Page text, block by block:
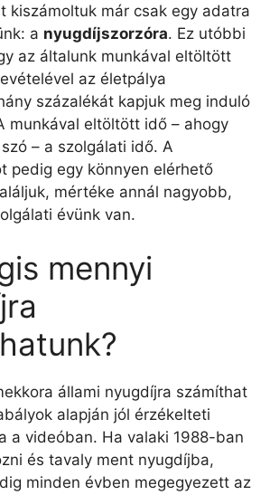
kiszámoltuk már csak egy adatra
a nyugdíjszorzóra. Ez utóbbi
az általunk munkával eltöltött
az életpálya
százalékát kapjuk meg induló
munkával eltöltött idő – ahogy
– a szolgálati idő. A
pedig egy könnyen elérhető
mértéke annál nagyobb,
évünk van.
mennyi
állami nyugdíjra számíthat
alapján jól érzékelteti
a videóban. Ha valaki 1988-ban
és tavaly ment nyugdíjba,
minden évben megegyezett az